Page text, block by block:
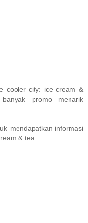
cooler city: ice cream &
promo menarik
mendapatkan informasi
& tea